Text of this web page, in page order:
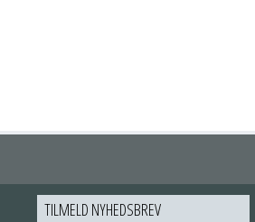
TILMELD NYHEDSBREV